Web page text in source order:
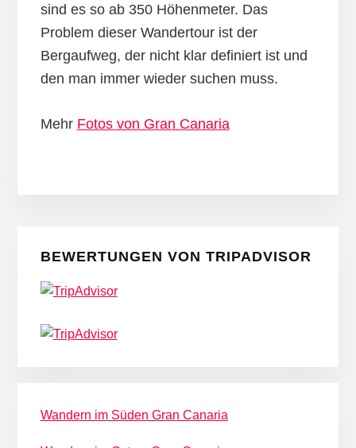
sind es so ab 350 Höhenmeter. Das
Problem dieser Wandertour ist der
Bergaufweg, der nicht klar definiert ist und
den man immer wieder suchen muss.
Mehr Fotos von Gran Canaria
BEWERTUNGEN VON TRIPADVISOR
Wandern im Süden Gran Canaria